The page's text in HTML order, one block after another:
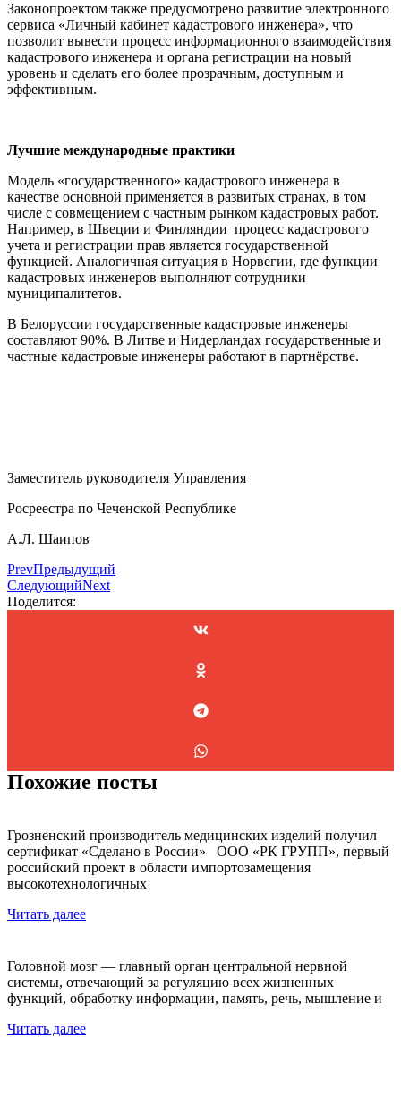
Законопроектом также предусмотрено развитие электронного
сервиса «Личный кабинет кадастрового инженера», что
позволит вывести процесс информационного взаимодействия
кадастрового инженера и органа регистрации на новый
уровень и сделать его более прозрачным, доступным и
эффективным.
Лучшие международные практики
Модель «государственного» кадастрового инженера в
качестве основной применяется в развитых странах, в том
числе с совмещением с частным рынком кадастровых работ.
Например, в Швеции и Финляндии процесс кадастрового
учета и регистрации прав является государственной
функцией. Аналогичная ситуация в Норвегии, где функции
кадастровых инженеров выполняют сотрудники
муниципалитетов.
В Белоруссии государственные кадастровые инженеры
составляют 90%. В Литве и Нидерландах государственные и
частные кадастровые инженеры работают в партнёрстве.
Заместитель руководителя Управления
Росреестра по Чеченской Республике
А.Л. Шаипов
PrevПредыдущий
СледующийNext
Поделится:
Похожие посты
Грозненский производитель медицинских изделий получил
сертификат «Сделано в России» ООО «РК ГРУПП», первый
российский проект в области импортозамещения
высокотехнологичных
Читать далее
Головной мозг — главный орган центральной нервной
системы, отвечающий за регуляцию всех жизненных
функций, обработку информации, память, речь, мышление и
Читать далее